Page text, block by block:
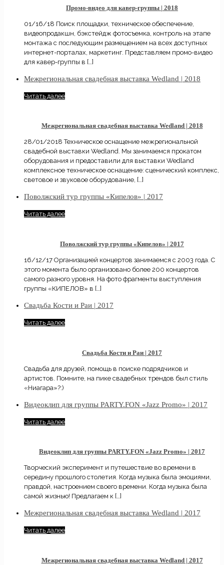
Промо-видео для кавер-группы | 2018
01/16/18 Поиск площадки, техническое обеспечение,
видеопродакшн, бэкстейдж фотосъемка, контроль на этапе
монтажа с последующим размещением на всех доступных
интернет-порталах, маркетинг. Представляем промо-видео
для кавер-группы в […]
Межрегиональная свадебная выставка Wedland | 2018
Читать далее
Межрегиональная свадебная выставка Wedland | 2018
28/01/2018 Техническое оснащение межрегиональной
свадебной выставки Wedland. Мы занимаемся прокатом
оборудования и предоставили для выставки Wedland
комплексное техническое оснащение: сценический комплекс,
световое и звуковое оборудование, […]
Поволжский тур группы «Кипелов» | 2017
Читать далее
Поволжский тур группы «Кипелов» | 2017
16/12/17 Организацией концертов занимаемся с 2003 года. С
этого момента было организовано более 200 концертов
самого разного уровня. На фото фрагменты выступления
группы «КИПЕЛОВ» в […]
Свадьба Кости и Раи | 2017
Читать далее
Свадьба Кости и Раи | 2017
Свадьба для друзей, помощь в поиске подрядчиков и
артистов. Помните, на пике свадебных трендов был стиль
«Ниагара»?:)
Видеоклип для группы PARTY.FON «Jazz Promo» | 2017
Читать далее
Видеоклип для группы PARTY.FON «Jazz Promo» | 2017
Творческий эксперимент и путешествие во времени в
середину прошлого столетия. Когда музыка была эмоциями,
правдой, настроением своего времени. Когда музыка была
самой жизнью! Предлагаем к […]
Межрегиональная свадебная выставка Wedland | 2017
Читать далее
Межрегиональная свадебная выставка Wedland | 2017